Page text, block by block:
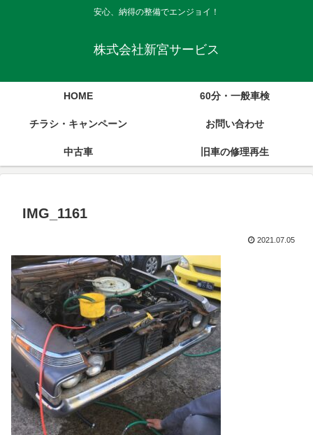
安心、納得の整備でエンジョイ！
株式会社新宮サービス
HOME 60分・一般車検
チラシ・キャンペーン お問い合わせ
中古車 旧車の修理再生
IMG_1161
2021.07.05